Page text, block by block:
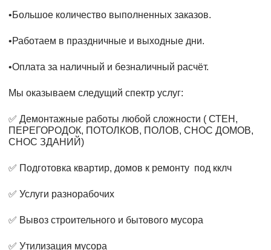
•Большое количество выполненных заказов.
•Работаем в праздничные и выходные дни.
•Оплата за наличный и безналичный расчёт.
Мы оказываем следущий спектр услуг:
✅ Демонтажные работы любой сложности ( СТЕН,
ПЕРЕГОРОДОК, ПОТОЛКОВ, ПОЛОВ, СНОС ДОМОВ,
СНОС ЗДАНИЙ)
✅ Подготовка квартир, домов к ремонту под кклч
✅ Услуги разнорабочих
✅ Вывоз строительного и бытового мусора
✅ Утилизация мусора